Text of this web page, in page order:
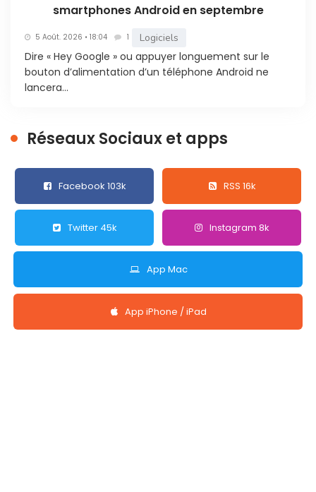
smartphones Android en septembre
5 Août. 2026 • 18:04 1 Logiciels
Dire « Hey Google » ou appuyer longuement sur le
bouton d’alimentation d’un téléphone Android ne
lancera...
Réseaux Sociaux et apps
Facebook 103k RSS 16k
Twitter 45k Instagram 8k
App Mac
App iPhone / iPad